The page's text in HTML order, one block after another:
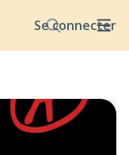
Se connecter